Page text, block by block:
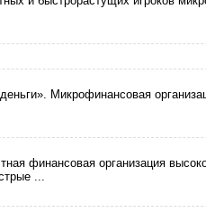
Микрофинансовая
финансовая организация
...